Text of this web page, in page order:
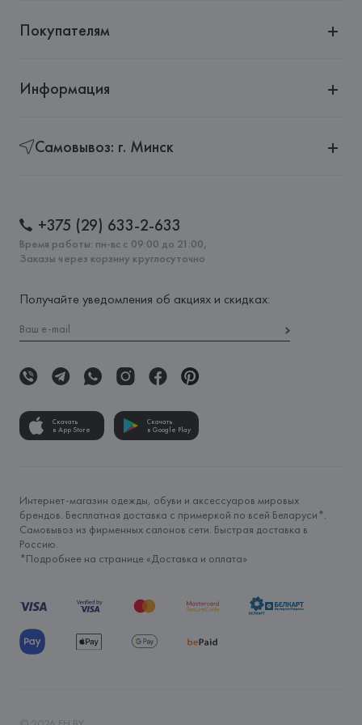
Покупателям
Информация
Самовывоз: г. Минск
+375 (29) 633-2-633
Время работы: пн-вс с 09:00 до 21:00,
Заказы через корзину круглосуточно
Получайте уведомления об акциях и скидках:
Скачать
в App Store
Скачать
в Google Play
Интернет-магазин одежды, обуви и аксессуаров мировых
брендов. Бесплатная доставка с примеркой по всей Беларуси*.
Самовывоз из фирменных салонов сети. Быстрая доставка в
Россию.
*Подробнее на странице «Доставка и оплата»